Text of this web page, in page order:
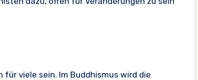
für viele sein. Im Buddhismus wird die